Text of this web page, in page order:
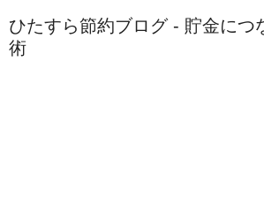
ひたすら節約ブログ - 貯金につ
術